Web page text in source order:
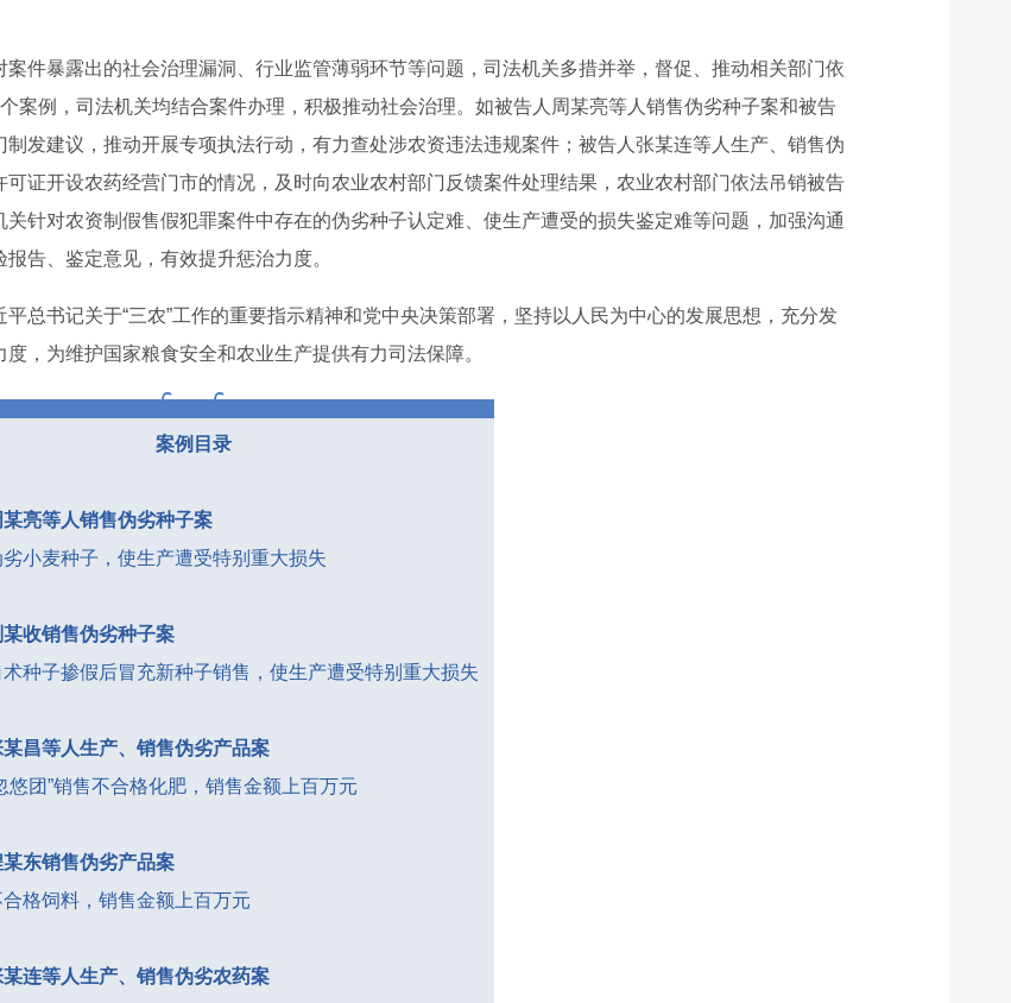
案件暴露出的社会治理漏洞、行业监管薄弱环节等问题，司法机关多措并举，督促、推动相关部门依
案例，司法机关均结合案件办理，积极推动社会治理。如被告人周某亮等人销售伪劣种子案和被告
发建议，推动开展专项执法行动，有力查处涉农资违法违规案件；被告人张某连等人生产、销售伪
证开设农药经营门市的情况，及时向农业农村部门反馈案件处理结果，农业农村部门依法吊销被告
针对农资制假售假犯罪案件中存在的伪劣种子认定难、使生产遭受的损失鉴定难等问题，加强沟通
告、鉴定意见，有效提升惩治力度。
总书记关于“三农”工作的重要指示精神和党中央决策部署，坚持以人民为中心的发展思想，充分发
，为维护国家粮食安全和农业生产提供有力司法保障。
案例目录
亮等人销售伪劣种子案
小麦种子，使生产遭受特别重大损失
收销售伪劣种子案
种子掺假后冒充新种子销售，使生产遭受特别重大损失
昌等人生产、销售伪劣产品案
团”销售不合格化肥，销售金额上百万元
东销售伪劣产品案
格饲料，销售金额上百万元
连等人生产、销售伪劣农药案